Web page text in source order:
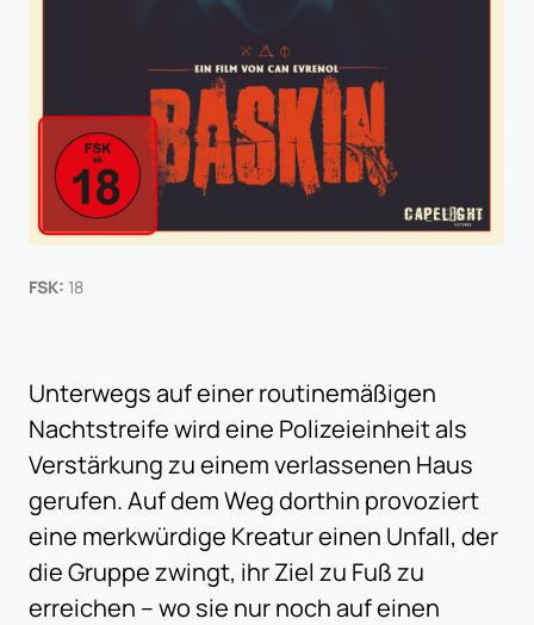
FSK: 18
Unterwegs auf einer routinemäßigen
Nachtstreife wird eine Polizeieinheit als
Verstärkung zu einem verlassenen Haus
gerufen. Auf dem Weg dorthin provoziert
eine merkwürdige Kreatur einen Unfall, der
die Gruppe zwingt, ihr Ziel zu Fuß zu
erreichen – wo sie nur noch auf einen